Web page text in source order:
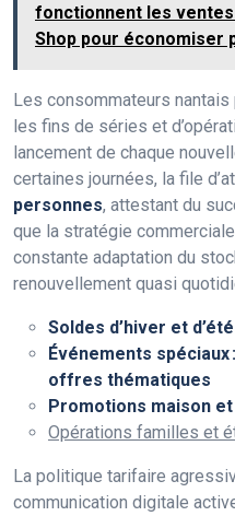
fonctionnent les
Shop pour économiser
Les consommateurs
les fins de séries et
lancement de chaque
certaines journées, la file
personnes, attestant du
que la stratégie
constante adaptation du
renouvellement quasi
Soldes d’hiver et
Événements
offres thématiques
Promotions maison
Opérations familles et
La politique tarifaire
communication digitale